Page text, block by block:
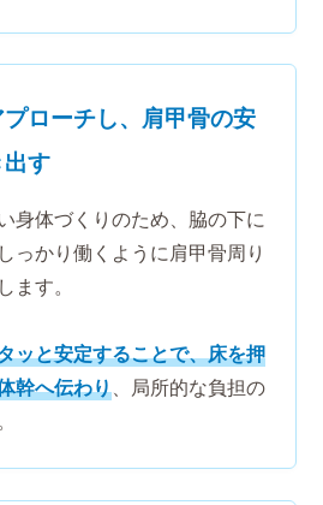
ローチし、肩甲骨の安
す
身体づくりのため、脇の下に
っかり働くように肩甲骨周り
ます。
ッと安定することで、床を押
幹へ伝わり、局所的な負担の